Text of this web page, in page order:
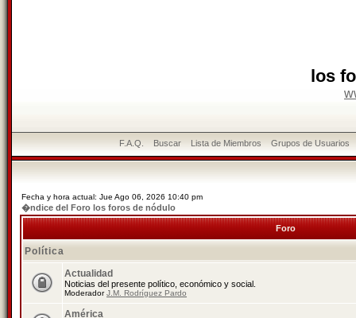
los
F.A.Q. Buscar Lista de Miembros Grupos de Usuarios
Fecha y hora actual: Jue Ago 06, 2026 10:40 pm
�ndice del Foro los foros de nódulo
Foro
Política
Actualidad
Noticias del presente político, económico y social.
ModeradorJ.M. Rodríguez Pardo
América